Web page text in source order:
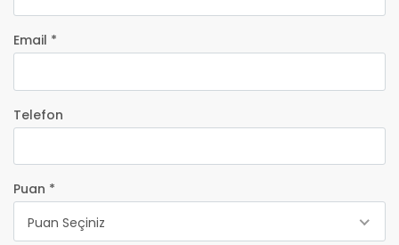
Email *
Telefon
Puan *
Puan Seçiniz